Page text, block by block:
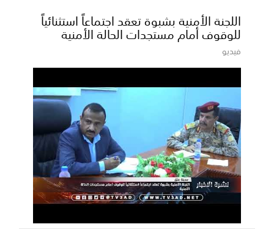
اللجنة الأمنية بشبوة تعقد اجتماعاً استثنائياً
للوقوف أمام مستجدات الحالة الأمنية
فيديو